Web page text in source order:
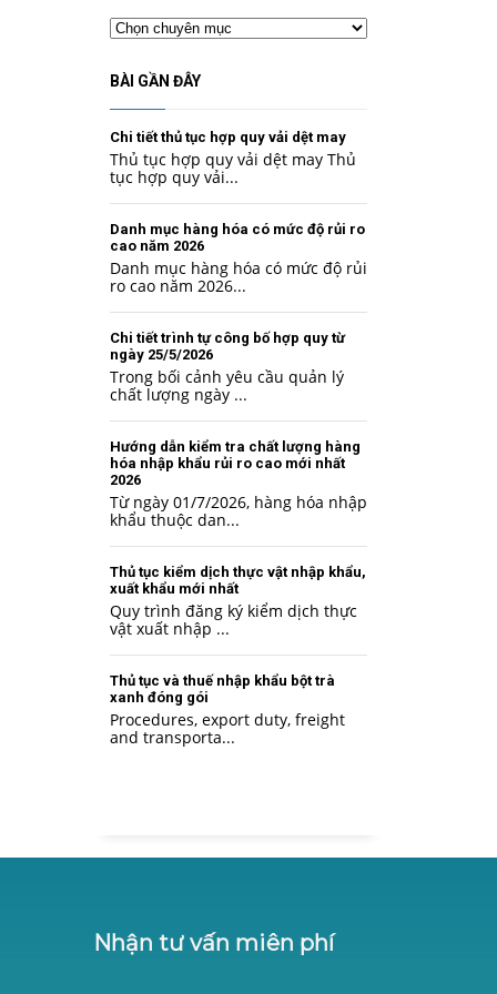
Chuyên
mục
BÀI GẦN ĐÂY
Chi tiết thủ tục hợp quy vải dệt may
Thủ tục hợp quy vải dệt may Thủ
tục hợp quy vải...
Danh mục hàng hóa có mức độ rủi ro
cao năm 2026
Danh mục hàng hóa có mức độ rủi
ro cao năm 2026...
Chi tiết trình tự công bố hợp quy từ
ngày 25/5/2026
Trong bối cảnh yêu cầu quản lý
chất lượng ngày ...
Hướng dẫn kiểm tra chất lượng hàng
hóa nhập khẩu rủi ro cao mới nhất
2026
Từ ngày 01/7/2026, hàng hóa nhập
khẩu thuộc dan...
Thủ tục kiểm dịch thực vật nhập khẩu,
xuất khẩu mới nhất
Quy trình đăng ký kiểm dịch thực
vật xuất nhập ...
Thủ tục và thuế nhập khẩu bột trà
xanh đóng gói
Procedures, export duty, freight
and transporta...
Nhận tư vấn miên phí